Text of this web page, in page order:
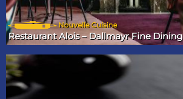
Nouvelle Cuisine
Restaurant Alois – Dallmayr Fine Dining